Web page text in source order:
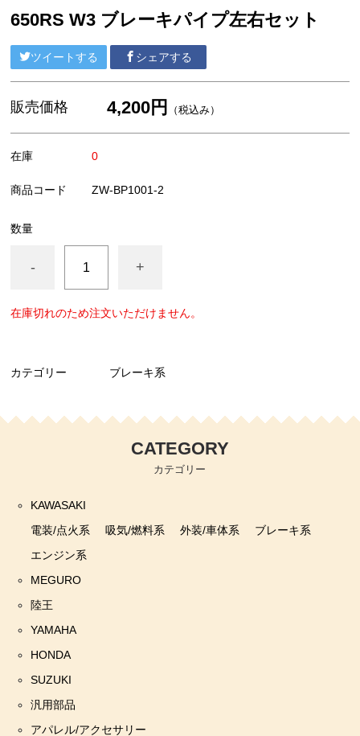
陸王
YAMAHA
アパレル/アクセサリー
650RS W3 ブレーキパイプ左右セット
ツイートする シェアする
販売価格 4,200円 （税込み）
在庫 0
商品コード ZW-BP1001-2
数量
- +
在庫切れのため注文いただけません。
カテゴリー ブレーキ系
CATEGORY
カテゴリー
KAWASAKI
電装/点火系
吸気/燃料系 外装/車体系
ブレーキ系
エンジン系
MEGURO
陸王
YAMAHA
HONDA
SUZUKI
汎用部品
アパレル/アクセサリー